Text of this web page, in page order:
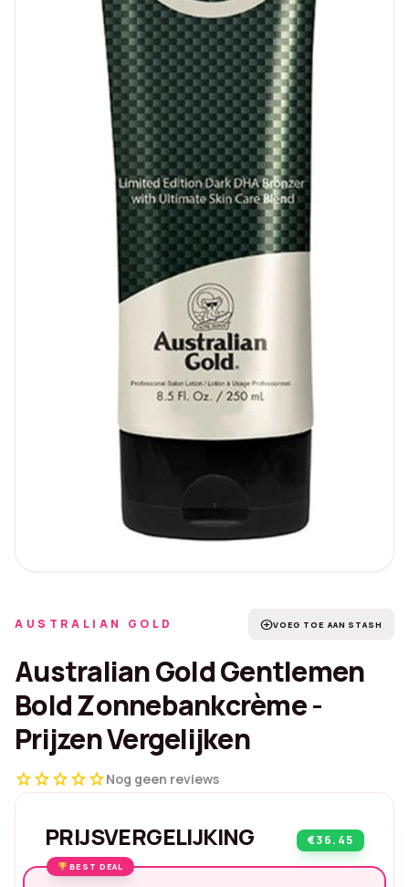
AUSTRALIAN GOLD add_circleVOEG TOE AAN STASH
Australian Gold Gentlemen
Bold Zonnebankcrème -
Prijzen Vergelijken
starstarstarstarstarNog geen reviews
PRIJSVERGELIJKING €36.45
BEST DEAL